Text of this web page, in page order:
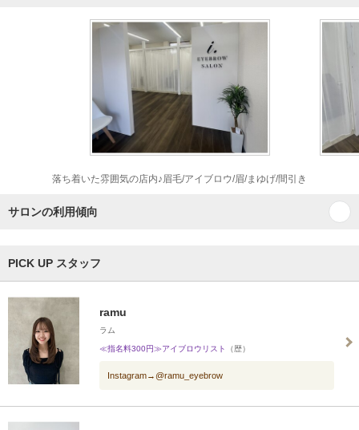
落ち着いた雰囲気の店内♪眉毛/アイブロウ/眉/まゆげ/間引き
サロンの利用傾向
PICK UP スタッフ
ramu
ラム
≪指名料300円≫アイブロウリスト （歴）
Instagram→@ramu_eyebrow